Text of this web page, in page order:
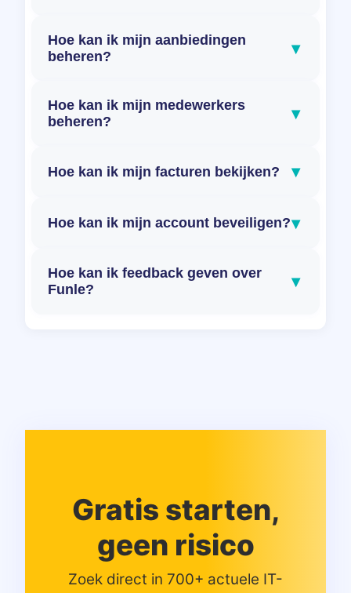
Hoe kan ik mijn aanbiedingen
beheren?
▾
Hoe kan ik mijn medewerkers
beheren?
▾
Hoe kan ik mijn facturen bekijken? ▾
Hoe kan ik mijn account beveiligen?▾
Hoe kan ik feedback geven over
Funle?
▾
Gratis starten,
geen risico
Zoek direct in 700+ actuele IT-